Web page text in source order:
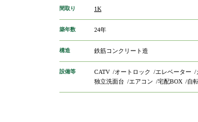
間取り 1K
築年数 24年
構造 鉄筋コンクリート造
設備等 CATV オートロック エレベーター
独立洗面台
エアコン 宅配BOX 自